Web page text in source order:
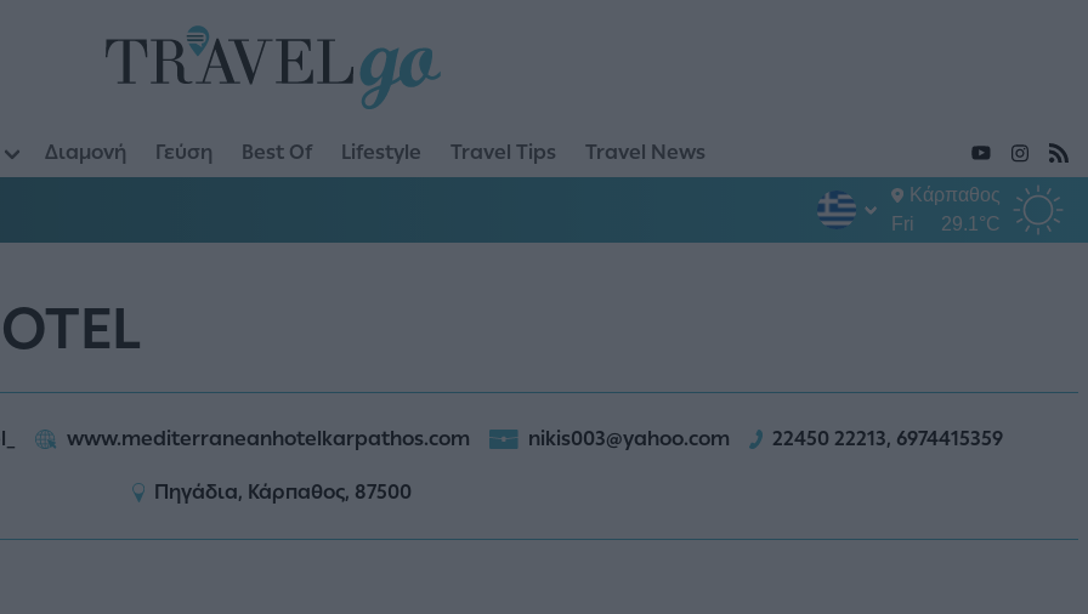
Διαμονή Γεύση Best Of Lifestyle Travel Tips Travel News
Κάρπαθος
Fri
29.1°C
www.mediterraneanhotelkarpathos.com nikis003@yahoo.com 22450 22213, 6974415359
Πηγάδια, Κάρπαθος, 87500